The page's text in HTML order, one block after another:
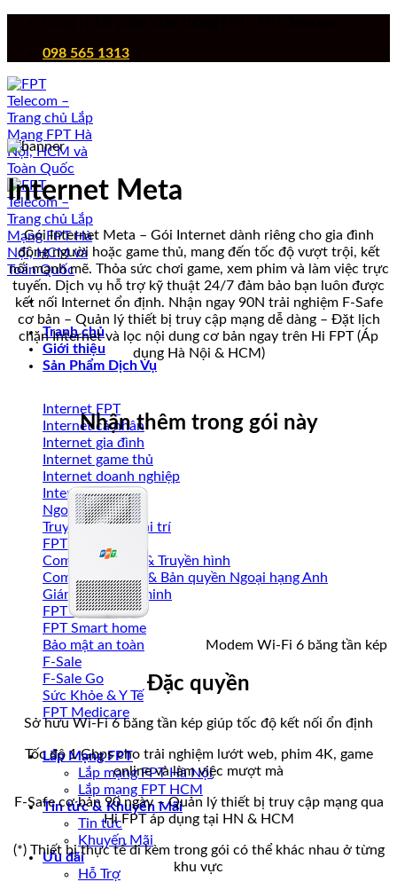
098 565 1313
Tranh chủ
Giới thiệu
Sản Phẩm Dịch Vụ
Internet FPT
Internet cá nhân
Internet gia đình
Internet game thủ
Internet doanh nghiệp
Internet Wi-Fi 7
Ngoại hạng Anh
Truyền hình & giải trí
FPT Play
Combo Internet & Truyền hình
Combo thể thao & Bản quyền Ngoại hạng Anh
Giám sát thông minh
FPT Camera
FPT Smart home
Bảo mật an toàn
F-Sale
F-Sale Go
Sức Khỏe & Y Tế
FPT Medicare
Lắp Mạng FPT
Lắp mạng FPT Hà Nội
Lắp mạng FPT HCM
Tin tức & Khuyến Mãi
Tin tức
Khuyến Mãi
Ưu đãi
Hỗ Trợ
Internet Meta
Gói Internet Meta – Gói Internet dành riêng cho gia đình
đông người hoặc game thủ, mang đến tốc độ vượt trội, kết
nối mạnh mẽ. Thỏa sức chơi game, xem phim và làm việc trực
tuyến. Dịch vụ hỗ trợ kỹ thuật 24/7 đảm bảo bạn luôn được
kết nối Internet ổn định. Nhận ngay 90N trải nghiệm F-Safe
cơ bản – Quản lý thiết bị truy cập mạng dễ dàng – Đặt lịch
chặn Internet và lọc nội dung cơ bản ngay trên Hi FPT (Áp
dụng Hà Nội & HCM)
Nhận thêm trong gói này
Modem Wi-Fi 6 băng tần kép
Đặc quyền
Sở hữu Wi-Fi 6 băng tần kép giúp tốc độ kết nối ổn định
Tốc độ 1 Gbps cho trải nghiệm lướt web, phim 4K, game
online và làm việc mượt mà
F-Safe cơ bản 90 ngày – Quản lý thiết bị truy cập mạng qua
Hi FPT áp dụng tại HN & HCM
(*) Thiết bị thực tế đi kèm trong gói có thể khác nhau ở từng
khu vực